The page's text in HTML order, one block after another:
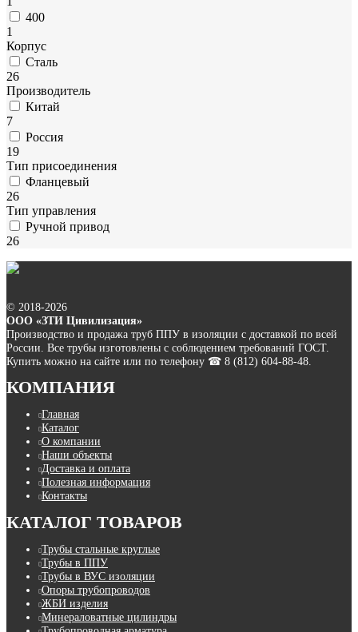
400
1
Корпус
Сталь
26
Производитель
Китай
7
Россия
19
Тип присоединения
Фланцевый
26
Тип управления
Ручной привод
26
© 2018-2026
ООО «ЗТИ Цивилизация»
Производство и продажа труб ППУ в изоляции с доставкой по всей
России. Все трубы изготовлены с соблюдением требований ГОСТ.
Купить можно на сайте или по телефону ☎ 8 (812) 604-88-48.
КОМПАНИЯ
Главная
Каталог
О компании
Наши объекты
Доставка и оплата
Полезная информация
Контакты
КАТАЛОГ ТОВАРОВ
Трубы стальные круглые
Трубы в ППУ
Трубы в ВУС изоляции
Опоры трубопроводов
ЖБИ изделия
Минераловатные цилиндры